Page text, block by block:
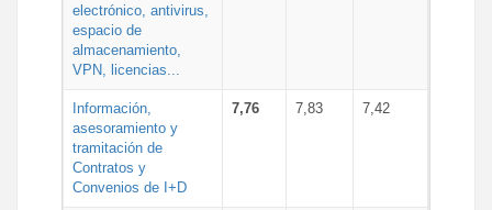
electrónico, antivirus,
espacio de
almacenamiento,
VPN, licencias...
Información,
asesoramiento y
tramitación de
Contratos y
Convenios de I+D
7,76 7,83 7,42